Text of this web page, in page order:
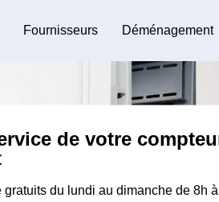
Fournisseurs Déménagement